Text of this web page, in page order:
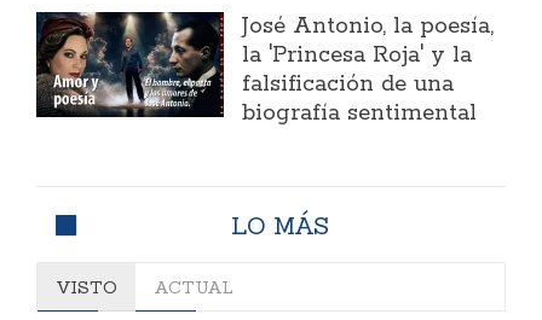
José Antonio, la poesía,
la 'Princesa Roja' y la
falsificación de una
biografía sentimental
LO MÁS
VISTO ACTUAL